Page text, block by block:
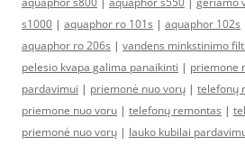
s1000 | aquaphor ro 101s | aquaphor 102s
aquaphor ro 206s | vandens minkstinimo
pelesio kvapa galima panaikinti | priemone
pardavimui | priemonė nuo vorų | telefonų
priemone nuo voru | telefonų remontas |
priemonė nuo vorų | lauko kubilai